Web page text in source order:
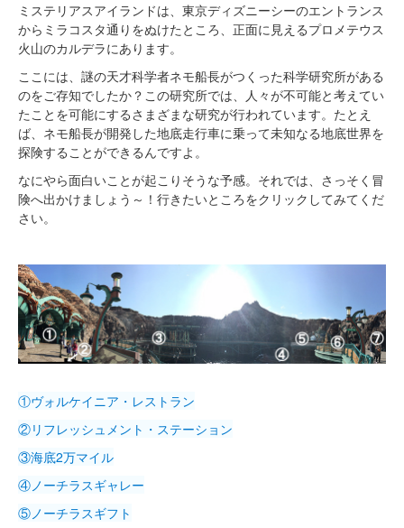
ミステリアスアイランドは、東京ディズニーシーのエントランス
からミラコスタ通りをぬけたところ、正面に見えるプロメテウス
火山のカルデラにあります。
ここには、謎の天才科学者ネモ船長がつくった科学研究所がある
のをご存知でしたか？この研究所では、人々が不可能と考えてい
たことを可能にするさまざまな研究が行われています。たとえ
ば、ネモ船長が開発した地底走行車に乗って未知なる地底世界を
探険することができるんですよ。
なにやら面白いことが起こりそうな予感。それでは、さっそく冒
険へ出かけましょう～！行きたいところをクリックしてみてくだ
さい。
①ヴォルケイニア・レストラン
②リフレッシュメント・ステーション
③海底2万マイル
④ノーチラスギャレー
⑤ノーチラスギフト